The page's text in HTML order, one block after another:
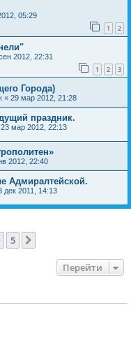
05:29
1 2
2012, 22:31
1 2 3
Города)
« 29 мар 2012, 21:28
праздник.
23 мар 2012, 22:13
2012, 22:40
Адмиралтейской.
дек 2011, 14:13
5
Перейти